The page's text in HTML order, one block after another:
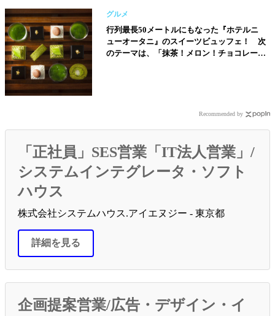
グルメ
行列最長50メートルにもなった『ホテルニ
ューオータニ』のスイーツビュッフェ！ 次
のテーマは、「抹茶！メロン！チョコレー
Recommended by
「正社員」SES営業「IT法人営業」/
システムインテグレータ・ソフト
ハウス
株式会社システムハウス.アイエヌジー - 東京都
詳細を見る
企画提案営業/広告・デザイン・イ